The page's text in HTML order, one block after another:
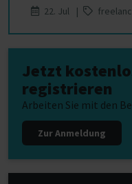
22. Jul |
Jetzt
registrieren
Arbeiten Sie mit den
Zur Anmeldung